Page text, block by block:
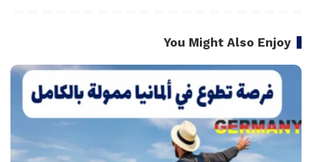
You Might Also Enjoy